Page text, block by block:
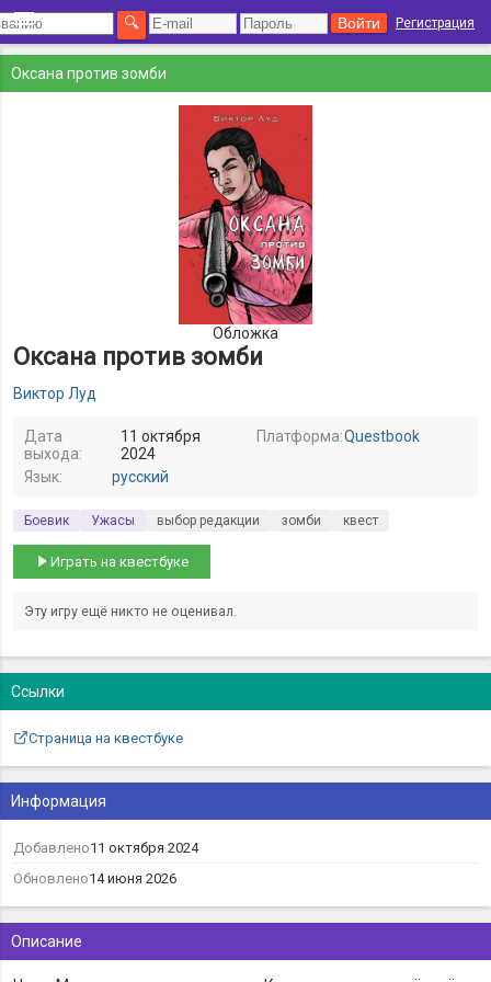
Регистрация
Оксана против зомби
Обложка
Оксана против зомби
Виктор Луд
Дата
выхода:
11 октября
2024
Платформа:Questbook
Язык: русский
Боевик Ужасы выбор редакции зомби квест
Играть на квестбуке
Эту игру ещё никто не оценивал.
Описание
Ссылки
Страница на квестбуке
Информация
Добавлено11 октября 2024
Обновлено14 июня 2026